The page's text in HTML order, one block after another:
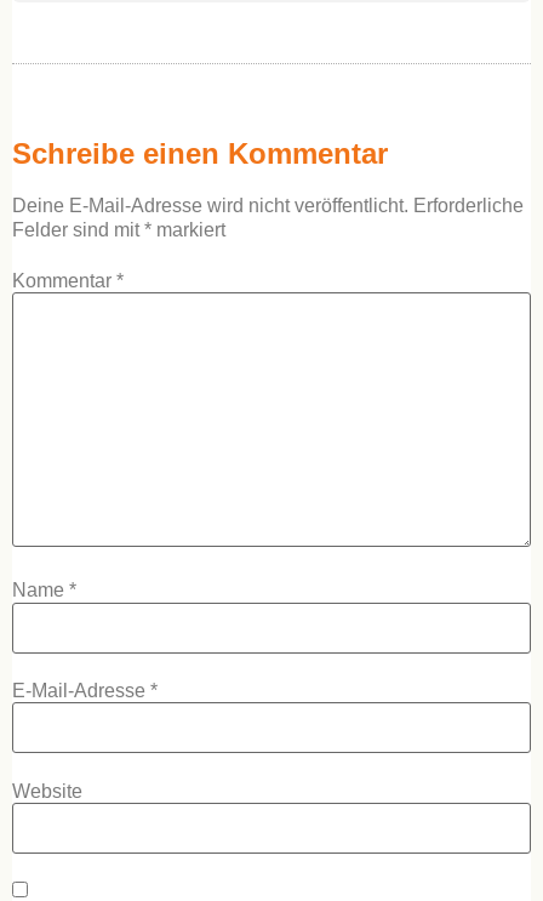
Schreibe einen Kommentar
Deine E-Mail-Adresse wird nicht veröffentlicht. Erforderliche
Felder sind mit* markiert
Kommentar *
Name *
E-Mail-Adresse *
Website